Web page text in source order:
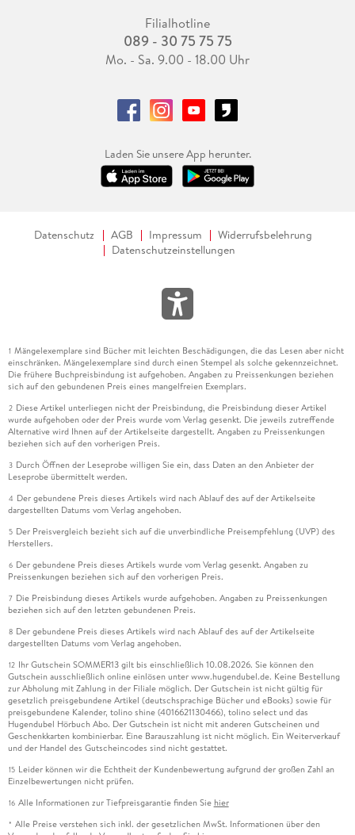
Filialhotline
089 - 30 75 75 75
Mo. - Sa. 9.00 - 18.00 Uhr
Laden Sie unsere App herunter.
Datenschutz AGB Impressum
Widerrufsbelehrung
Datenschutzeinstellungen
1 Mängelexemplare sind Bücher mit leichten Beschädigungen, die das Lesen aber nicht
einschränken. Mängelexemplare sind durch einen Stempel als solche gekennzeichnet.
Die frühere Buchpreisbindung ist aufgehoben. Angaben zu Preissenkungen beziehen
sich auf den gebundenen Preis eines mangelfreien Exemplars.
2 Diese Artikel unterliegen nicht der Preisbindung, die Preisbindung dieser Artikel
wurde aufgehoben oder der Preis wurde vom Verlag gesenkt. Die jeweils zutreffende
Alternative wird Ihnen auf der Artikelseite dargestellt. Angaben zu Preissenkungen
beziehen sich auf den vorherigen Preis.
3 Durch Öffnen der Leseprobe willigen Sie ein, dass Daten an den Anbieter der
Leseprobe übermittelt werden.
4 Der gebundene Preis dieses Artikels wird nach Ablauf des auf der Artikelseite
dargestellten Datums vom Verlag angehoben.
5 Der Preisvergleich bezieht sich auf die unverbindliche Preisempfehlung (UVP) des
Herstellers.
6 Der gebundene Preis dieses Artikels wurde vom Verlag gesenkt. Angaben zu
Preissenkungen beziehen sich auf den vorherigen Preis.
7 Die Preisbindung dieses Artikels wurde aufgehoben. Angaben zu Preissenkungen
beziehen sich auf den letzten gebundenen Preis.
8 Der gebundene Preis dieses Artikels wird nach Ablauf des auf der Artikelseite
dargestellten Datums vom Verlag angehoben.
12 Ihr Gutschein SOMMER13 gilt bis einschließlich 10.08.2026. Sie können den
Gutschein ausschließlich online einlösen unter www.hugendubel.de. Keine Bestellung
zur Abholung mit Zahlung in der Filiale möglich. Der Gutschein ist nicht gültig für
gesetzlich preisgebundene Artikel (deutschsprachige Bücher und eBooks) sowie für
preisgebundene Kalender, tolino shine (4016621130466), tolino select und das
Hugendubel Hörbuch Abo. Der Gutschein ist nicht mit anderen Gutscheinen und
Geschenkkarten kombinierbar. Eine Barauszahlung ist nicht möglich. Ein Weiterverkauf
und der Handel des Gutscheincodes sind nicht gestattet.
15 Leider können wir die Echtheit der Kundenbewertung aufgrund der großen Zahl an
Einzelbewertungen nicht prüfen.
16 Alle Informationen zur Tiefpreisgarantie finden Sie hier
* Alle Preise verstehen sich inkl. der gesetzlichen MwSt. Informationen über den